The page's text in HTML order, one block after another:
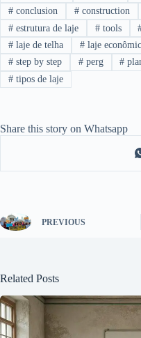
#conclusion #construction
#estrutura de laje #tools
#laje de telha #laje
#step by step #perg #
#tipos de laje
Share this story on Whatsapp
PREVIOUS
Related Posts